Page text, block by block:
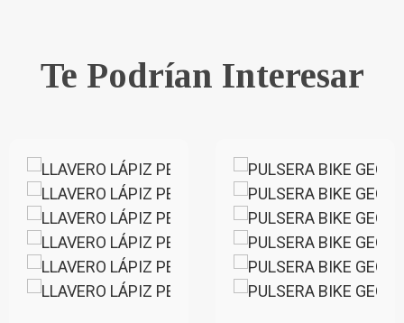
Te Podrían Interesar